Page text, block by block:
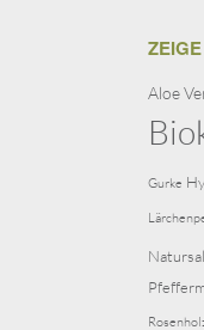
Aloe
Gurke